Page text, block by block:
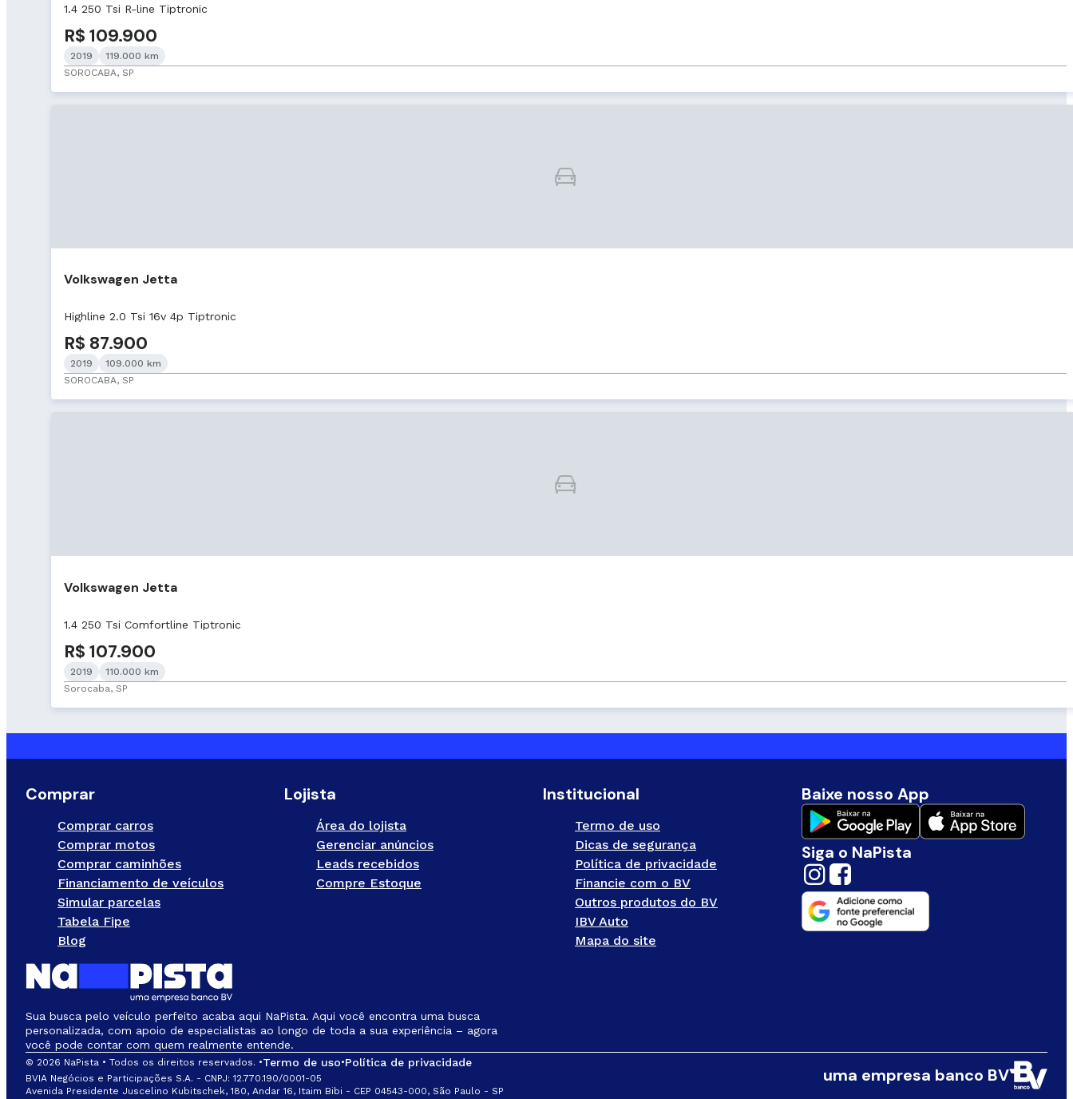
1.4 250 Tsi R-line Tiptronic
R$ 109.900
2019
119.000 km
SOROCABA, SP
Volkswagen Jetta
Highline 2.0 Tsi 16v 4p Tiptronic
R$ 87.900
2019
109.000 km
SOROCABA, SP
Volkswagen Jetta
1.4 250 Tsi Comfortline Tiptronic
R$ 107.900
2019
110.000 km
Sorocaba, SP
Comprar
Comprar carros
Comprar motos
Comprar caminhões
Financiamento de veículos
Simular parcelas
Tabela Fipe
Blog
Lojista
Área do lojista
Gerenciar anúncios
Leads recebidos
Compre Estoque
Institucional
Termo de uso
Dicas de segurança
Política de privacidade
Financie com o BV
Outros produtos do BV
IBV Auto
Mapa do site
Baixe nosso App
Siga o NaPista
Sua busca pelo veículo perfeito acaba aqui NaPista. Aqui você encontra uma busca
personalizada, com apoio de especialistas ao longo de toda a sua experiência – agora
você pode contar com quem realmente entende.
© 2026 NaPista • Todos os direitos reservados. •Termo de uso•Política de privacidade
BVIA Negócios e Participações S.A. - CNPJ: 12.770.190/0001-05
Avenida Presidente Juscelino Kubitschek, 180, Andar 16, Itaim Bibi - CEP 04543-000, São Paulo - SP
uma empresa banco BV